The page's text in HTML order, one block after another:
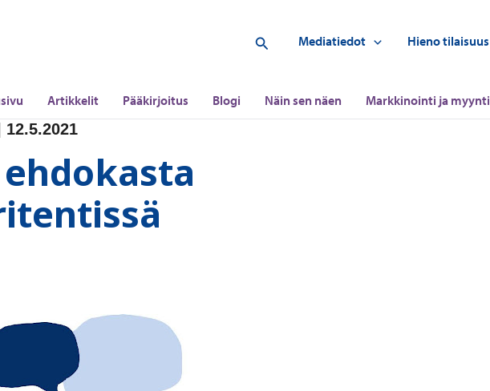
Hae Mediatiedot Hieno tilaisuus
Artikkelit Pääkirjoitus Blogi Näin sen näen Markkinointi ja myynti
12.5.2021